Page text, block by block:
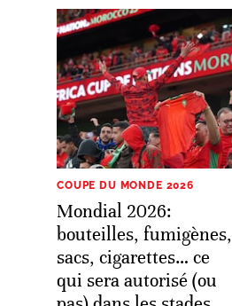
COUPE DU MONDE 2026
Mondial 2026:
bouteilles, fumigènes,
sacs, cigarettes… ce
qui sera autorisé (ou